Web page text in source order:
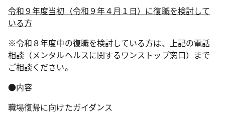
令和９年度当初（令和９年４月１日）に復職を検討して
いる方
※令和８年度中の復職を検討している方は、上記の電話
相談（メンタルヘルスに関するワンストップ窓口）まで
ご相談ください。
●内容
職場復帰に向けたガイダンス